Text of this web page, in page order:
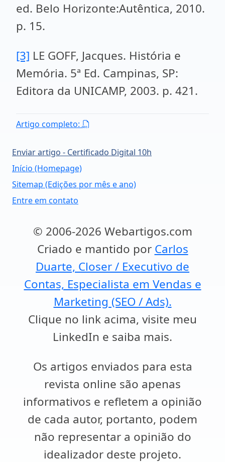
ed. Belo Horizonte:Autêntica, 2010.
p. 15.
[3] LE GOFF, Jacques. História e
Memória. 5ª Ed. Campinas, SP:
Editora da UNICAMP, 2003. p. 421.
Artigo completo:
Enviar artigo - Certificado Digital 10h
Início (Homepage)
Sitemap (Edições por mês e ano)
Entre em contato
© 2006-2026 Webartigos.com
Criado e mantido por Carlos
Duarte, Closer / Executivo de
Contas, Especialista em Vendas e
Marketing (SEO / Ads).
Clique no link acima, visite meu
LinkedIn e saiba mais.
Os artigos enviados para esta
revista online são apenas
informativos e refletem a opinião
de cada autor, portanto, podem
não representar a opinião do
idealizador deste projeto.